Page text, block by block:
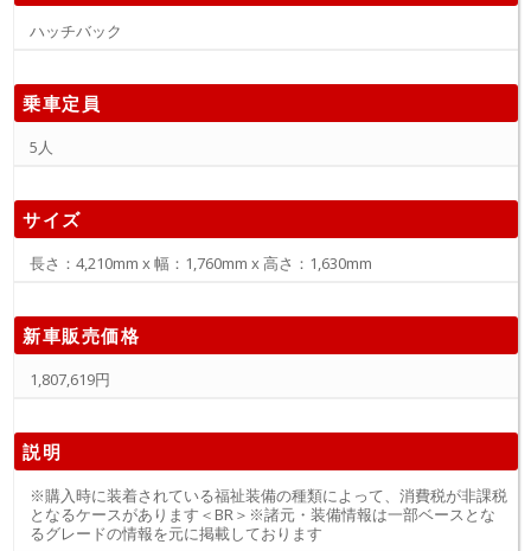
ハッチバック
乗車定員
5人
サイズ
長さ：4,210mm x 幅：1,760mm x 高さ：1,630mm
新車販売価格
1,807,619円
説明
※購入時に装着されている福祉装備の種類によって、消費税が非課税
となるケースがあります＜BR＞※諸元・装備情報は一部ベースとな
るグレードの情報を元に掲載しております